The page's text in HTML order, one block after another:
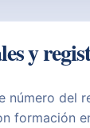
y
número del
formación